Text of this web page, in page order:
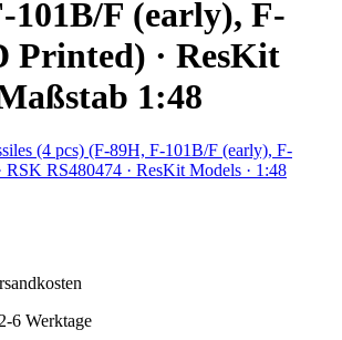
101B/F (early), F-
Printed) · ResKit
1:48
6 Werktage